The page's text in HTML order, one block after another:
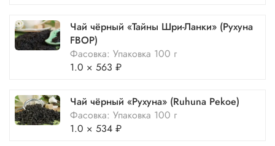
Чай чёрный «Тайны Шри-Ланки» (Рухуна
FBOP)
Фасовка: Упаковка 100 г
1.0 × 563 ₽
Чай чёрный «Рухуна» (Ruhuna Pekoe)
Фасовка: Упаковка 100 г
1.0 × 534 ₽